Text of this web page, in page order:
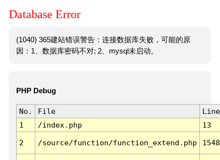
Database Error
(1040) 365建站错误警告：连接数据库失败，可能的原
因：1、数据库密码不对; 2、mysql未启动。
PHP Debug
No. File
Line
1
/index.php 13
2 /source/function/function_extend.php 1548